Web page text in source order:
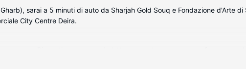
sarai a 5 minuti di auto da Sharjah Gold Souq e Fondazione d'Arte
City Centre Deira.
restare in contatto con il mondo, mentre la TV con canali via cavo è